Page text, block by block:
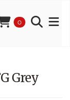
0
Grey